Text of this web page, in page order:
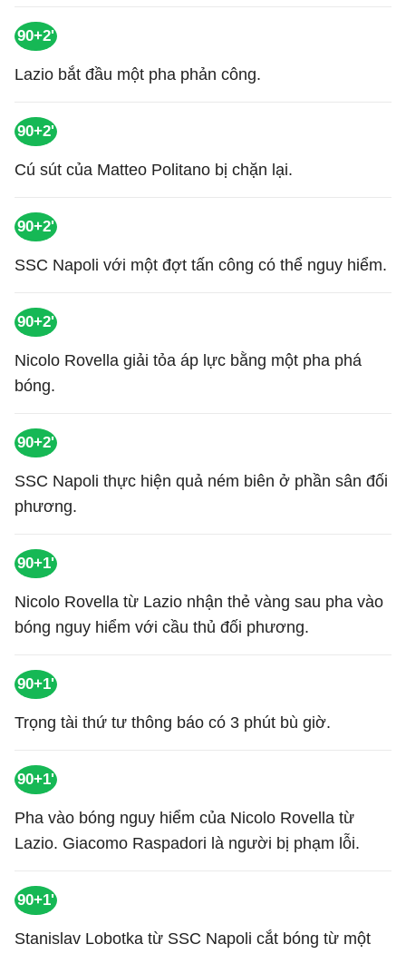
90+2'
Lazio bắt đầu một pha phản công.
90+2'
Cú sút của Matteo Politano bị chặn lại.
90+2'
SSC Napoli với một đợt tấn công có thể nguy hiểm.
90+2'
Nicolo Rovella giải tỏa áp lực bằng một pha phá
bóng.
90+2'
SSC Napoli thực hiện quả ném biên ở phần sân đối
phương.
90+1'
Nicolo Rovella từ Lazio nhận thẻ vàng sau pha vào
bóng nguy hiểm với cầu thủ đối phương.
90+1'
Trọng tài thứ tư thông báo có 3 phút bù giờ.
90+1'
Pha vào bóng nguy hiểm của Nicolo Rovella từ
Lazio. Giacomo Raspadori là người bị phạm lỗi.
90+1'
Stanislav Lobotka từ SSC Napoli cắt bóng từ một